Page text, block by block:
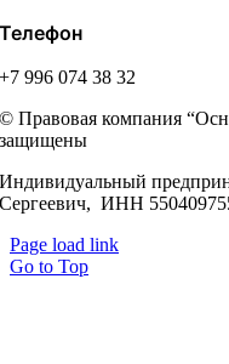
Телефон
+7 996 074 38 32
© Правовая компания
защищены
Индивидуальный
Сергеевич, ИНН
Page load link
Go to Top